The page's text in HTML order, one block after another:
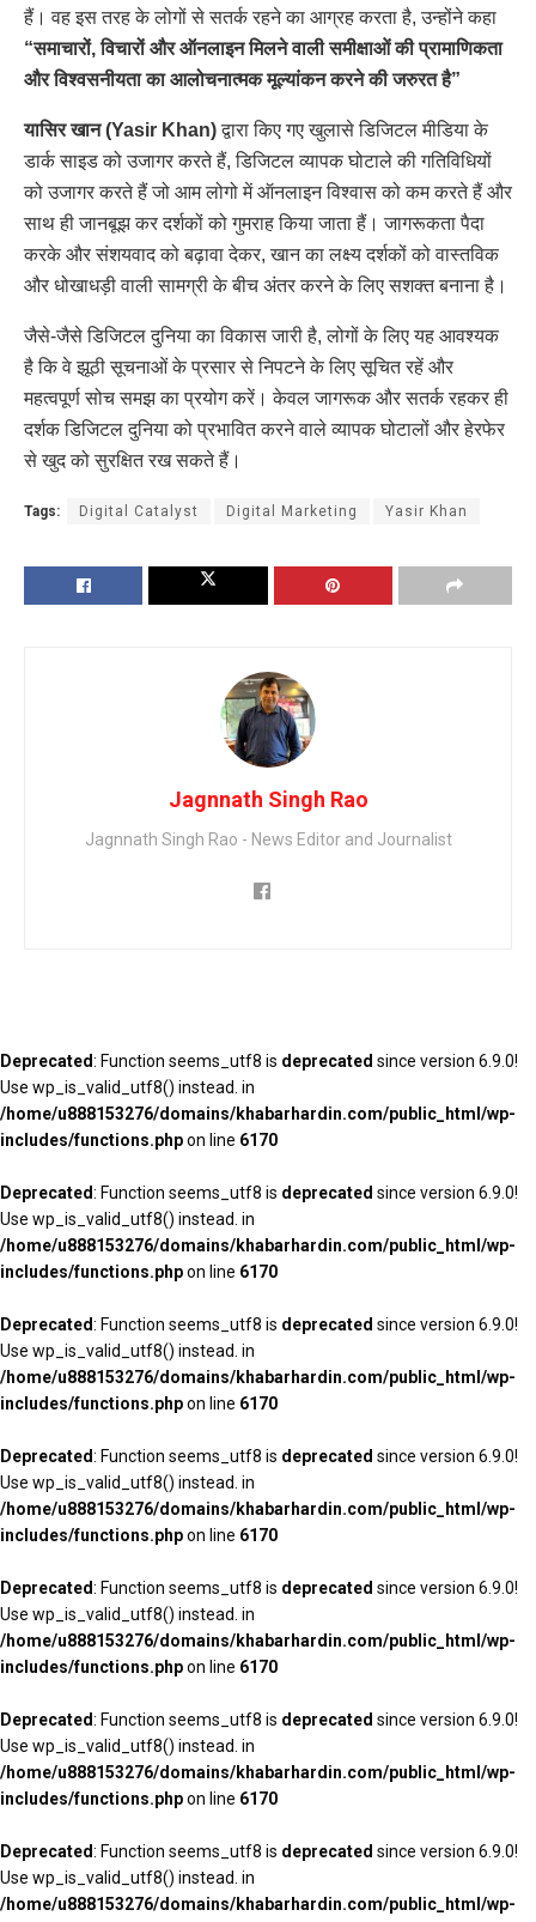
हैं। वह इस तरह के लोगों से सतर्क रहने का आग्रह करता है, उन्होंने कहा
“समाचारों, विचारों और ऑनलाइन मिलने वाली समीक्षाओं की प्रामाणिकता
और विश्वसनीयता का आलोचनात्मक मूल्यांकन करने की जरुरत है”
यासिर खान (Yasir Khan)द्वारा किए गए खुलासे डिजिटल मीडिया के
डार्क साइड को उजागर करते हैं, डिजिटल व्यापक घोटाले की गतिविधियों
को उजागर करते हैं जो आम लोगो में ऑनलाइन विश्वास को कम करते हैं और
साथ ही जानबूझ कर दर्शकों को गुमराह किया जाता हैं। जागरूकता पैदा
करके और संशयवाद को बढ़ावा देकर, खान का लक्ष्य दर्शकों को वास्तविक
और धोखाधड़ी वाली सामग्री के बीच अंतर करने के लिए सशक्त बनाना है।
जैसे-जैसे डिजिटल दुनिया का विकास जारी है, लोगों के लिए यह आवश्यक
है कि वे झूठी सूचनाओं के प्रसार से निपटने के लिए सूचित रहें और
महत्वपूर्ण सोच समझ का प्रयोग करें। केवल जागरूक और सतर्क रहकर ही
दर्शक डिजिटल दुनिया को प्रभावित करने वाले व्यापक घोटालों और हेरफेर
से खुद को सुरक्षित रख सकते हैं।
Tags: Digital Catalyst Digital Marketing Yasir Khan
Jagnnath Singh Rao
Jagnnath Singh Rao - News Editor and Journalist
Deprecated: Function seems_utf8 is deprecated since version 6.9.0!
Use wp_is_valid_utf8() instead. in
/home/u888153276/domains/khabarhardin.com/public_html/wp-
includes/functions.phpon line 6170
Deprecated: Function seems_utf8 is deprecated since version 6.9.0!
Use wp_is_valid_utf8() instead. in
/home/u888153276/domains/khabarhardin.com/public_html/wp-
includes/functions.phpon line 6170
Deprecated: Function seems_utf8 is deprecated since version 6.9.0!
Use wp_is_valid_utf8() instead. in
/home/u888153276/domains/khabarhardin.com/public_html/wp-
includes/functions.phpon line 6170
Deprecated: Function seems_utf8 is deprecated since version 6.9.0!
Use wp_is_valid_utf8() instead. in
/home/u888153276/domains/khabarhardin.com/public_html/wp-
includes/functions.phpon line 6170
Deprecated: Function seems_utf8 is deprecated since version 6.9.0!
Use wp_is_valid_utf8() instead. in
/home/u888153276/domains/khabarhardin.com/public_html/wp-
includes/functions.phpon line 6170
Deprecated: Function seems_utf8 is deprecated since version 6.9.0!
Use wp_is_valid_utf8() instead. in
/home/u888153276/domains/khabarhardin.com/public_html/wp-
includes/functions.phpon line 6170
Deprecated: Function seems_utf8 is deprecated since version 6.9.0!
Use wp_is_valid_utf8() instead. in
/home/u888153276/domains/khabarhardin.com/public_html/wp-